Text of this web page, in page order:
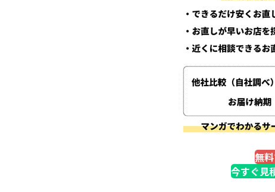
無
今すぐ見